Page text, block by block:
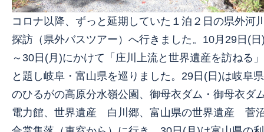
コロナ以降、ずっと延期していた１泊２日の県外河
探訪（県外バスツアー）へ行きました。10月29日(日
～30日(月)にかけて「庄川上流と世界遺産を訪ねる」
と題し岐阜・富山県を巡りました。29日(日)は岐阜県
のひるがの高原分水嶺公園、御母衣ダム・御母衣ダ
電力館、世界遺産 白川郷、富山県の世界遺産 菅